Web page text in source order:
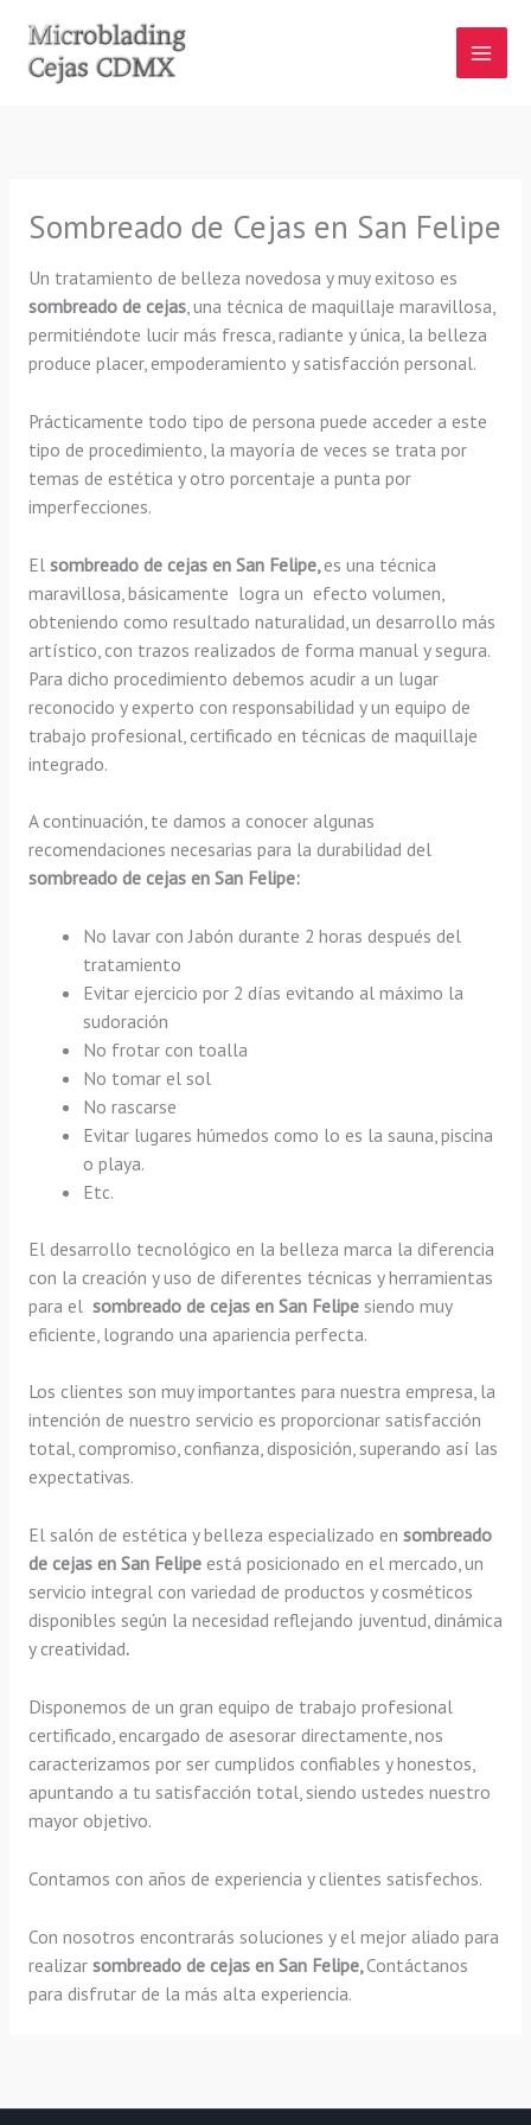
contenido
Sombreado de Cejas en San Felipe
Un tratamiento de belleza novedosa y muy exitoso es
sombreado de cejas, una técnica de maquillaje maravillosa,
permitiéndote lucir más fresca, radiante y única, la belleza
produce placer, empoderamiento y satisfacción personal.
Prácticamente todo tipo de persona puede acceder a este
tipo de procedimiento, la mayoría de veces se trata por
temas de estética y otro porcentaje a punta por
imperfecciones.
El sombreado de cejas en San Felipe, es una técnica
maravillosa, básicamente logra un efecto volumen,
obteniendo como resultado naturalidad, un desarrollo más
artístico, con trazos realizados de forma manual y segura.
Para dicho procedimiento debemos acudir a un lugar
reconocido y experto con responsabilidad y un equipo de
trabajo profesional, certificado en técnicas de maquillaje
integrado.
A continuación, te damos a conocer algunas
recomendaciones necesarias para la durabilidad del
sombreado de cejas en San Felipe:
No lavar con Jabón durante 2 horas después del
tratamiento
Evitar ejercicio por 2 días evitando al máximo la
sudoración
No frotar con toalla
No tomar el sol
No rascarse
Evitar lugares húmedos como lo es la sauna, piscina
o playa.
Etc.
El desarrollo tecnológico en la belleza marca la diferencia
con la creación y uso de diferentes técnicas y herramientas
para el sombreado de cejas en San Felipesiendo muy
eficiente, logrando una apariencia perfecta.
Los clientes son muy importantes para nuestra empresa, la
intención de nuestro servicio es proporcionar satisfacción
total, compromiso, confianza, disposición, superando así las
expectativas.
El salón de estética y belleza especializado en sombreado
de cejas en San Felipeestá posicionado en el mercado, un
servicio integral con variedad de productos y cosméticos
disponibles según la necesidad reflejando juventud, dinámica
y creatividad.
Disponemos de un gran equipo de trabajo profesional
certificado, encargado de asesorar directamente, nos
caracterizamos por ser cumplidos confiables y honestos,
apuntando a tu satisfacción total, siendo ustedes nuestro
mayor objetivo.
Contamos con años de experiencia y clientes satisfechos.
Con nosotros encontrarás soluciones y el mejor aliado para
realizar sombreado de cejas en San Felipe,Contáctanos
para disfrutar de la más alta experiencia.